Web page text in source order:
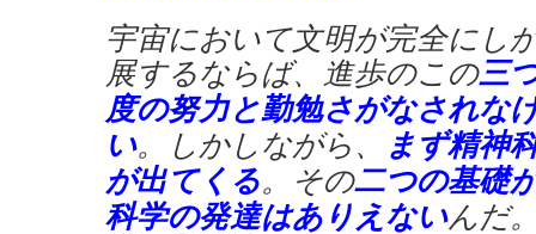
宇宙において文明が完全にし
展するならば、進歩のこの三
度の努力と勤勉さがなされな
い。しかしながら、
まず精神
が出てくる。その二つの基礎
科学の発達はありえないんだ